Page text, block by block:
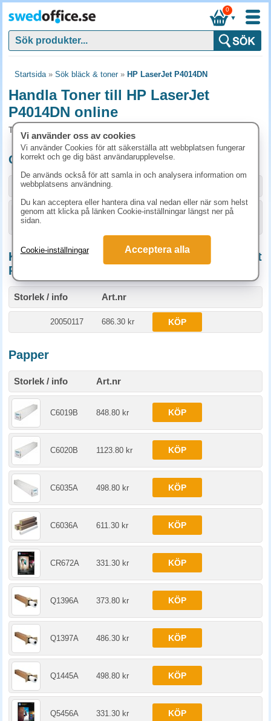
▼
0
Startsida» Sök bläck & toner» HP LaserJet P4014DN
Handla Toner till HP LaserJet
P4014DN online
Toner och tillbehör som passar till HP LaserJet P4014DN
Originalprodukter till HP LaserJet P4014DN
Storlek / info Art.nr
KÖP
Kompatibla / Miljöprodukter till HP LaserJet
P4014DN
Storlek / info Art.nr
20050117 686.30 kr KÖP
Papper
Storlek / info Art.nr
C6019B 848.80 kr KÖP
C6020B 1123.80 kr KÖP
C6035A 498.80 kr KÖP
C6036A 611.30 kr KÖP
CR672A 331.30 kr KÖP
Q1396A 373.80 kr KÖP
Q1397A 486.30 kr KÖP
Q1445A 498.80 kr KÖP
Q5456A 331.30 kr KÖP
Vi använder oss av cookies
Vi använder Cookies för att säkerställa att webbplatsen fungerar
korrekt och ge dig bäst användarupplevelse.
De används också för att samla in och analysera information om
webbplatsens användning.
Du kan acceptera eller hantera dina val nedan eller när som helst
genom att klicka på länken Cookie-inställningar längst ner på
sidan.
Cookie-inställningar Acceptera alla